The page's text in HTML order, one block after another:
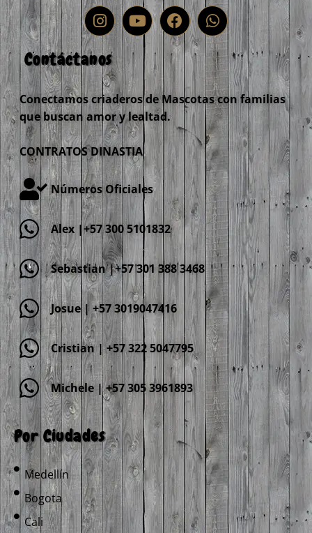
Contáctanos
Conectamos criaderos de Mascotas con familias
que buscan amor y lealtad.
CONTRATOS DINASTIA
Números Oficiales
Alex |+57 300 5101832
Sebastian |+57 301 388 3468
Josue | +57 3019047416
Cristian | +57 322 5047795
Michele | +57 305 3961893
Por Ciudades
Medellín
Bogota
Cali